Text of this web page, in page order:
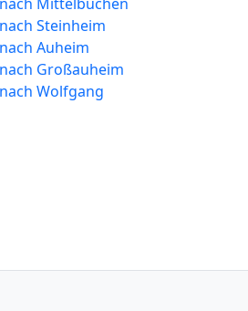
Steinheim
Auheim
Großauheim
Wolfgang